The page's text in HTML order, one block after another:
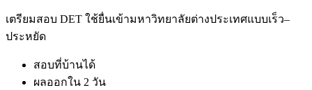
เตรียมสอบ DET ใช้ยื่นเข้ามหาวิทยาลัยต่างประเทศแบบเร็ว–
ประหยัด
สอบที่บ้านได้
ผลออกใน 2 วัน